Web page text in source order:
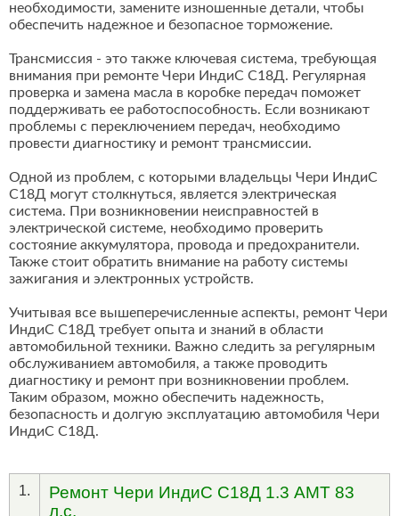
необходимости, замените изношенные детали, чтобы
обеспечить надежное и безопасное торможение.
Трансмиссия - это также ключевая система, требующая
внимания при ремонте Чери ИндиС С18Д. Регулярная
проверка и замена масла в коробке передач поможет
поддерживать ее работоспособность. Если возникают
проблемы с переключением передач, необходимо
провести диагностику и ремонт трансмиссии.
Одной из проблем, с которыми владельцы Чери ИндиС
С18Д могут столкнуться, является электрическая
система. При возникновении неисправностей в
электрической системе, необходимо проверить
состояние аккумулятора, провода и предохранители.
Также стоит обратить внимание на работу системы
зажигания и электронных устройств.
Учитывая все вышеперечисленные аспекты, ремонт Чери
ИндиС С18Д требует опыта и знаний в области
автомобильной техники. Важно следить за регулярным
обслуживанием автомобиля, а также проводить
диагностику и ремонт при возникновении проблем.
Таким образом, можно обеспечить надежность,
безопасность и долгую эксплуатацию автомобиля Чери
ИндиС С18Д.
1.
Ремонт Чери ИндиС С18Д 1.3 AMT 83
л.с.